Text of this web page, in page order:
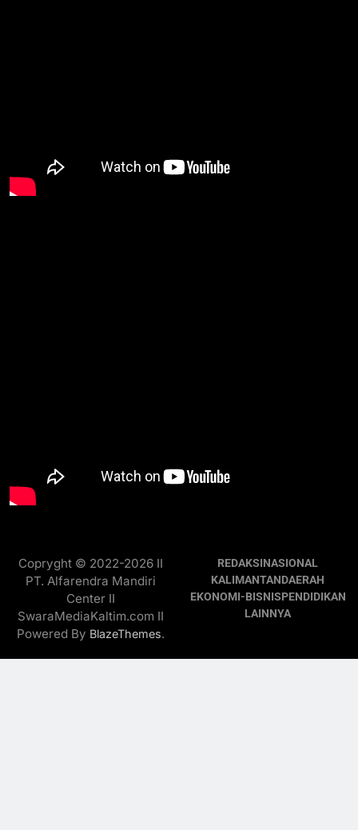
Copryght © 2022-2026 II
PT. Alfarendra Mandiri
Center II
SwaraMediaKaltim.com II
Powered By BlazeThemes.
REDAKSINASIONAL
KALIMANTANDAERAH
EKONOMI-BISNISPENDIDIKAN
LAINNYA